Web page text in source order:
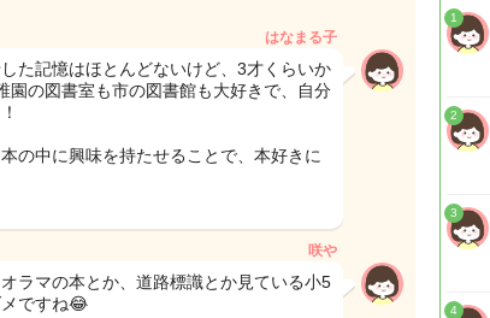
はなまる子
た記憶はほとんどないけど、3才くらいか
園の図書室も市の図書館も大好きで、自分
の中に興味を持たせることで、本好きに
咲や
ラマの本とか、道路標識とか見ている小5
ですね😂
1
2
3
4